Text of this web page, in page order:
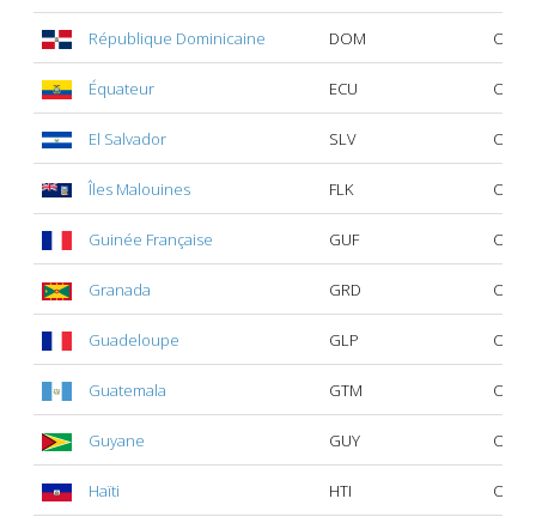
République Dominicaine DOM Oui
Équateur ECU Oui
El Salvador SLV Oui
Îles Malouines FLK Oui
Guinée Française GUF Oui
Granada GRD Oui
Guadeloupe GLP Oui
Guatemala GTM Oui
Guyane GUY Oui
Haïti HTI Oui